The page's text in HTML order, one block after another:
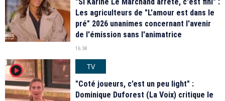
Les agriculteurs de "L'amour est dans le
pré" 2026 unanimes concernant l'avenir
de l'émission sans l'animatrice
16:34
player2
TV
"Coté joueurs, c’est un peu light" :
Dominique Duforest (La Voix) critique le